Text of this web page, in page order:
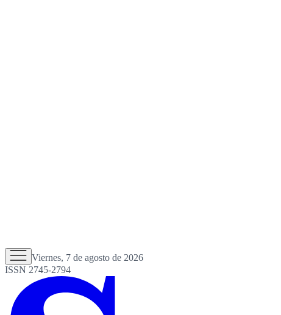
Viernes, 7 de agosto de 2026
ISSN 2745-2794